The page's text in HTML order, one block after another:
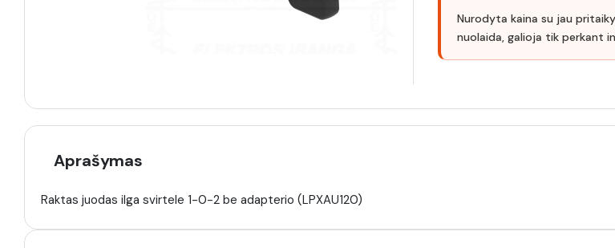
Nurodyta kaina su jau
nuolaida, galioja tik perkant
Aprašymas
Raktas juodas ilga svirtele 1-0-2 be adapterio (LPXAU120)